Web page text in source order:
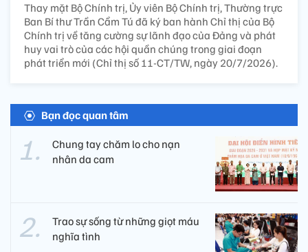
Thay mặt Bộ Chính trị, Ủy viên Bộ Chính trị, Thường trực
Ban Bí thư Trần Cẩm Tú đã ký ban hành Chỉ thị của Bộ
Chính trị về tăng cường sự lãnh đạo của Đảng và phát
huy vai trò của các hội quần chúng trong giai đoạn
phát triển mới (Chỉ thị số 11-CT/TW, ngày 20/7/2026).
Bạn đọc quan tâm
Chung tay chăm lo cho nạn
nhân da cam
Trao sự sống từ những giọt máu
nghĩa tình